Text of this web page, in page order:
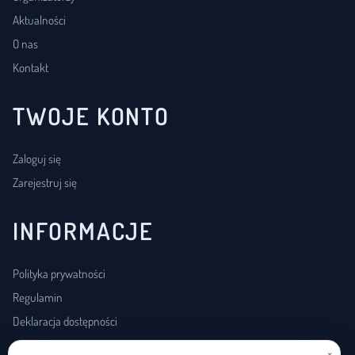
Aktualności
O nas
Kontakt
TWOJE KONTO
Zaloguj się
Zarejestruj się
INFORMACJE
Polityka prywatności
Regulamin
Deklaracja dostępności